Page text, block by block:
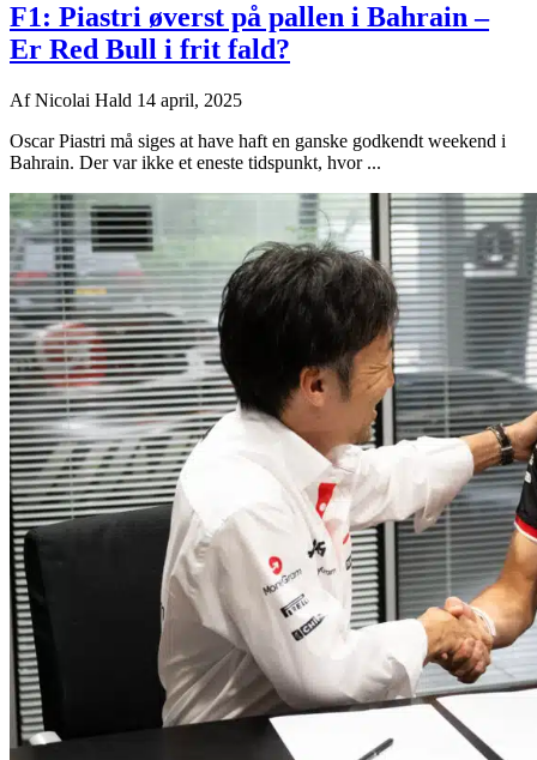
F1: Piastri øverst på pallen i Bahrain –
Er Red Bull i frit fald?
AfNicolai Hald 14 april, 2025
Oscar Piastri må siges at have haft en ganske godkendt weekend i
Bahrain. Der var ikke et eneste tidspunkt, hvor ...